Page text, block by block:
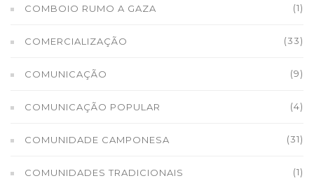
COMBOIO RUMO A GAZA (1)
COMERCIALIZAÇÃO (33)
COMUNICAÇÃO (9)
COMUNICAÇÃO POPULAR (4)
COMUNIDADE CAMPONESA (31)
COMUNIDADES TRADICIONAIS (1)